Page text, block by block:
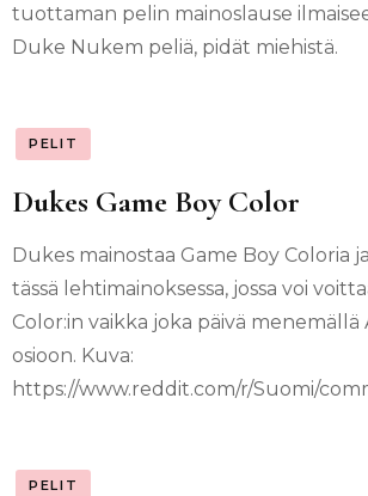
tuottaman pelin mainoslause
Duke Nukem peliä, pidät miehistä.
PELIT
Dukes Game Boy Color
Dukes mainostaa Game Boy Coloria
tässä lehtimainoksessa, jossa voi
Color:in vaikka joka päivä
osioon. Kuva:
https://www.reddit.com/r/Suomi/
PELIT